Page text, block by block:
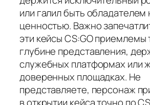
или галил быть
ценностью. Важно
эти кейсы CS:GO приемлемы
глубине представления,
служебных платформах или
доверенных площадках. Не
представляете, персонаж